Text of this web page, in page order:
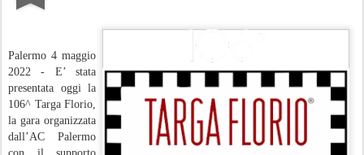
Palermo 4 maggio
2022 - E’ stata
presentata oggi la
106^ Targa Florio,
la gara organizzata
dall’AC Palermo